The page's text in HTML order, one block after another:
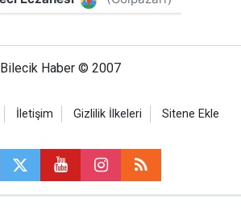
Bilecik Haber © 2007
İletişim Gizlilik İlkeleri Sitene Ekle